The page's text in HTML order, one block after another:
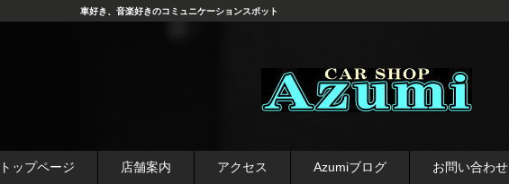
イール デッドニング カーオ
ーディオ レカロシート
車好き、音楽好きのコミュニケーションスポット
トップページ 店舗案内 アクセス Azumiブログ お問い合わせ